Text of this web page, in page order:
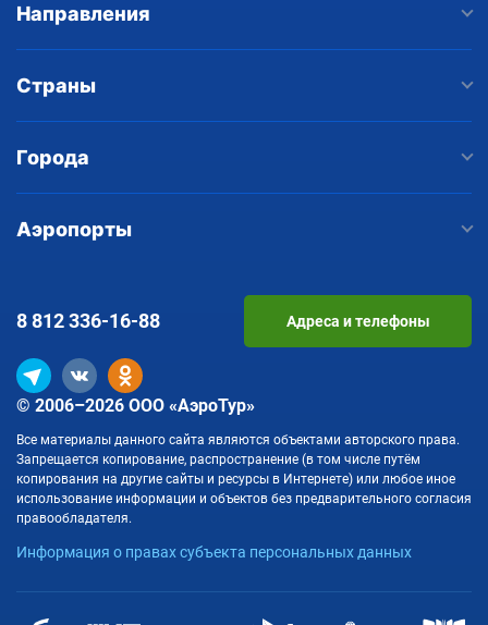
Направления
Страны
Города
Аэропорты
© 2006–2026 ООО «АэроТур»
Все материалы данного сайта являются объектами авторского права.
Запрещается копирование, распространение (в том числе путём
копирования на другие сайты и ресурсы в Интернете) или любое иное
использование информации и объектов без предварительного согласия
правообладателя.
Информация о правах субъекта персональных данных
8 812336-16-88 Адреса и телефоны